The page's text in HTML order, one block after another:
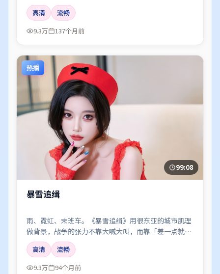
高清
流畅
9.3万
137个月前
热播
99:08
暴雪追缉
雨、霓虹、末班车。《暴雪追缉》用很东亚的城市肌理
做背景，战争的张力不靠大喊大叫，而靠「差一点就说
出口」的沉默。
高清
流畅
9.3万
94个月前